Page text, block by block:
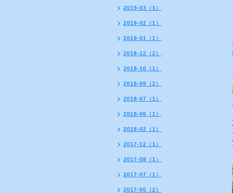
2019-03（1）
2019-02（1）
2019-01（1）
2018-12（2）
2018-10（1）
2018-09（2）
2018-07（1）
2018-06（1）
2018-02（1）
2017-12（1）
2017-08（1）
2017-07（1）
2017-05（2）